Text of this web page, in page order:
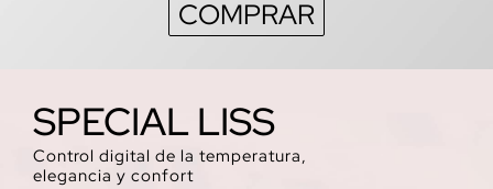
COMPRAR
SPECIAL LISS
Control digital de la temperatura,
elegancia y confort